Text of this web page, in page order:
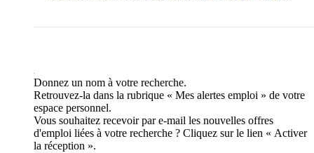
Donnez un nom à votre recherche.
Retrouvez-la dans la rubrique « Mes alertes emploi » de votre
espace personnel.
Vous souhaitez recevoir par e-mail les nouvelles offres
d'emploi liées à votre recherche ? Cliquez sur le lien « Activer
la réception ».